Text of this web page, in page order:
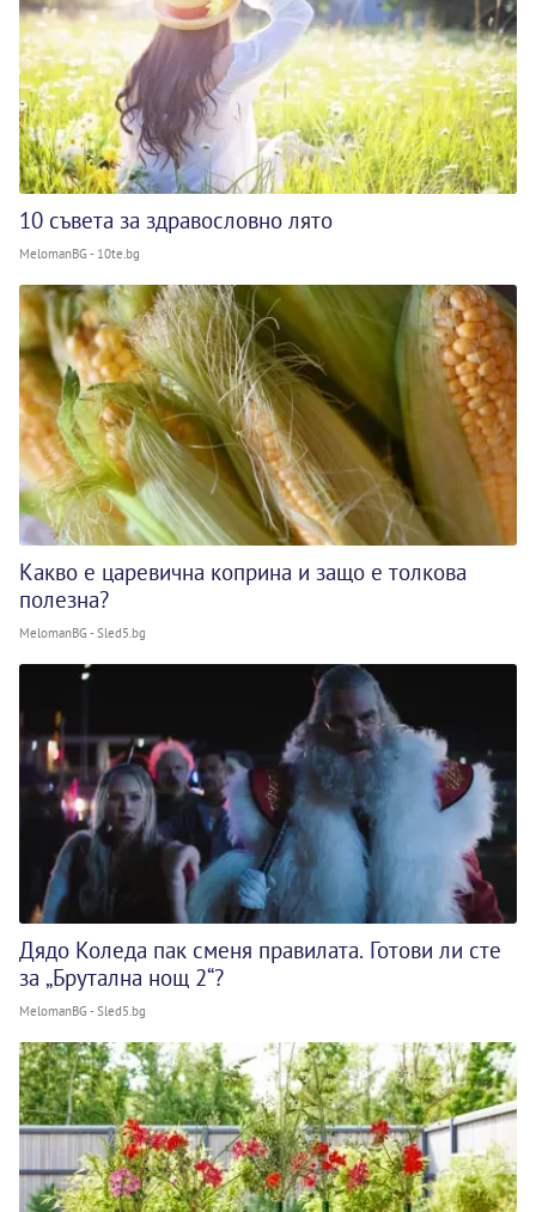
10 съвета за здравословно лято
MelomanBG - 10te.bg
Какво е царевична коприна и защо е толкова
полезна?
MelomanBG - Sled5.bg
Дядо Коледа пак сменя правилата. Готови ли сте
за „Брутална нощ 2“?
MelomanBG - Sled5.bg